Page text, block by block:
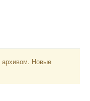
архивом. Новые